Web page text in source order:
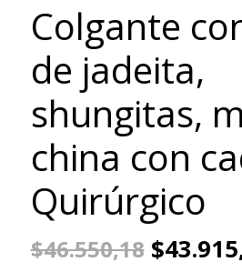
Colgante
de jadeita,
shungitas,
china con
Quirúrgico
$46.550,18